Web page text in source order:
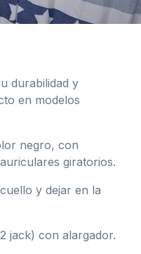
durabilidad y
en modelos
negro, con
giratorios.
y dejar en la
jack) con alargador.